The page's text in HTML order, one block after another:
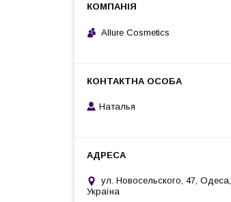
Allure Cosmetics
Наталья
ул. Новосельского, 47, Одеса,
Україна